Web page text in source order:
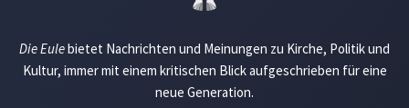
Die Eulebietet Nachrichten und Meinungen zu Kirche, Politik und
Kultur, immer mit einem kritischen Blick aufgeschrieben für eine
neue Generation.